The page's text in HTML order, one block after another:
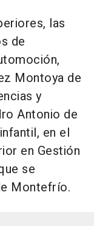
las
de
Montoya de
y
Antonio de
en el
en Gestión
se
Montefrío.